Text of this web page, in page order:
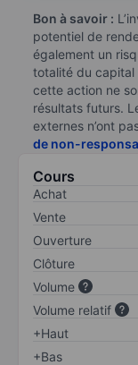
Bon à savoir :
potentiel de
également un
totalité du capital
cette action ne
résultats futurs.
externes n’ont
de non-
Cours
Achat
Vente
Ouverture
Clôture
Volume
Volume relatif
+Haut
+Bas